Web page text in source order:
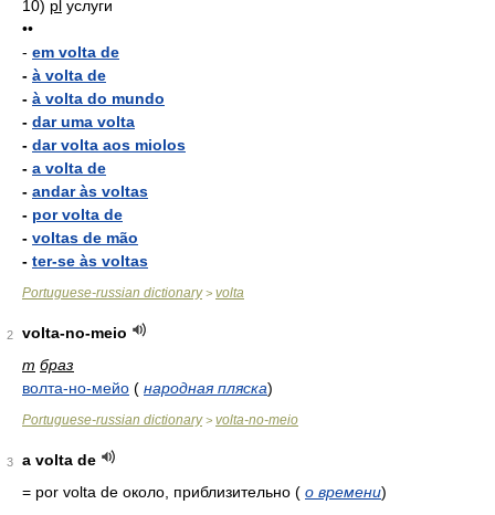
10) pl услуги
••
- em volta de
- à volta de
- à volta do mundo
- dar uma volta
- dar volta aos miolos
- a volta de
- andar às voltas
- por volta de
- voltas de mão
- ter-se às voltas
Portuguese-russian dictionary> volta
2
volta-no-meio
m браз
волта-но-мейо ( народная пляска)
Portuguese-russian dictionary> volta-no-meio
3
a volta de
= por volta de около, приблизительно ( о времени)